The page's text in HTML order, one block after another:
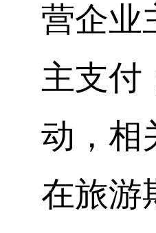
营企业
主支付
动，相
在旅游